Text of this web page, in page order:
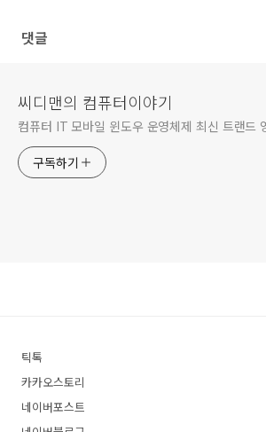
댓글
씨디맨의 컴퓨터이야기
컴퓨터 IT 모바일 윈도우 운영체제 최신 트랜드
구독하기
틱톡
카카오스토리
네이버포스트